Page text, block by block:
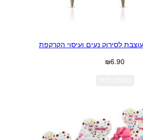
לסירוק נעים ועיסוי הקרקפת
₪6.90